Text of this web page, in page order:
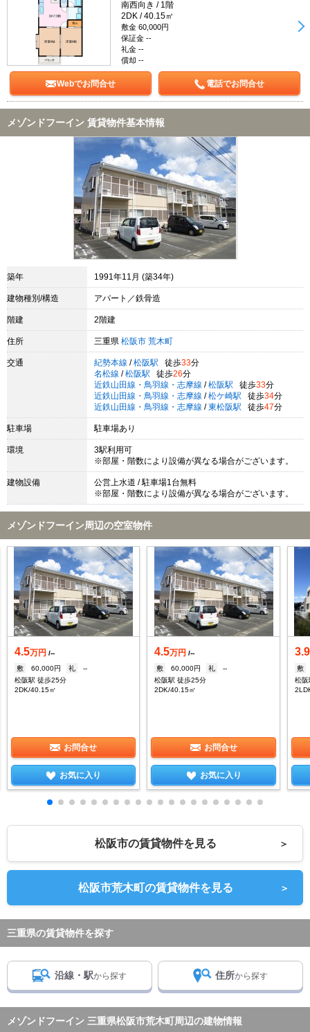
南西向き / 1階
2DK / 40.15㎡
敷金 60,000円
保証金 --
礼金 --
償却 --
Webでお問合せ 電話でお問合せ
メゾンドフーイン 賃貸物件基本情報
築年 1991年11月 (築34年)
建物種別/構造 アパート／鉄骨造
階建 2階建
住所 三重県 松阪市 荒木町
交通 紀勢本線 / 松阪駅 徒歩33分
名松線 / 松阪駅 徒歩26分
近鉄山田線・鳥羽線・志摩線 / 松阪駅 徒歩33分
近鉄山田線・鳥羽線・志摩線 / 松ケ崎駅 徒歩34分
近鉄山田線・鳥羽線・志摩線 / 東松阪駅 徒歩47分
駐車場 駐車場あり
環境
3駅利用可
※部屋・階数により設備が異なる場合がございます。
建物設備
公営上水道 / 駐車場1台無料
※部屋・階数により設備が異なる場合がございます。
メゾンドフーイン周辺の空室物件
4.5万円 /--
敷
60,000円 礼
--
松阪駅 徒歩25分
2DK/40.15㎡
お問合せ
お気に入り
4.5万円 /--
敷
60,000円 礼
--
松阪駅 徒歩25分
2DK/40.15㎡
お問合せ
お気に入り
敷
松
松阪市の賃貸物件を見る ＞
松阪市荒木町の賃貸物件を見る ＞
三重県の賃貸物件を探す
沿線・駅から探す 住所から探す
メゾンドフーイン 三重県松阪市荒木町周辺の建物情報